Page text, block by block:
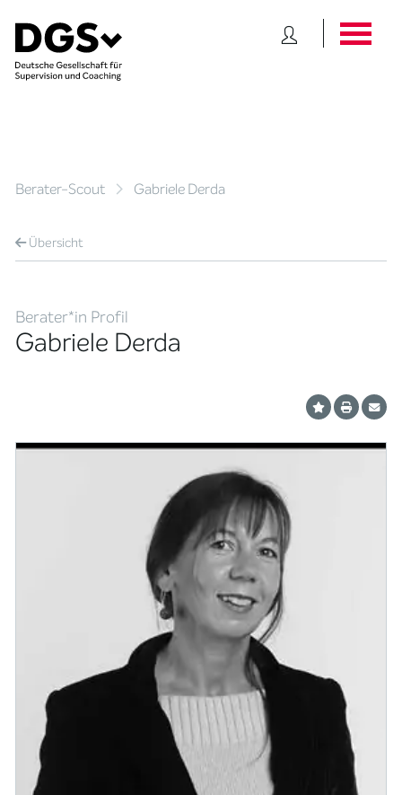
Berater-Scout Gabriele Derda
Übersicht
Berater*in Profil
Gabriele Derda